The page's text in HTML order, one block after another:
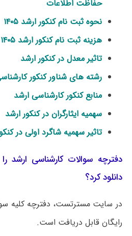
حفاظت اطلاعات
نحوه ثبت نام کنکور ارشد ۱۴۰۵
هزینه ثبت نام کنکور ارشد ۱۴۰۵
تاثیر معدل در کنکور ارشد
رشته های شناور کنکور
منابع کنکور کارشناسی ارشد
سهمیه ایثارگران در کنکور ارشد
تاثیر سهمیه شاگرد اولی در
دفترچه سوالات کارشناسی ارشد
دانلود کرد؟
در سایت مسترتست، دفترچه کلیه
رایگان قابل دریافت است.